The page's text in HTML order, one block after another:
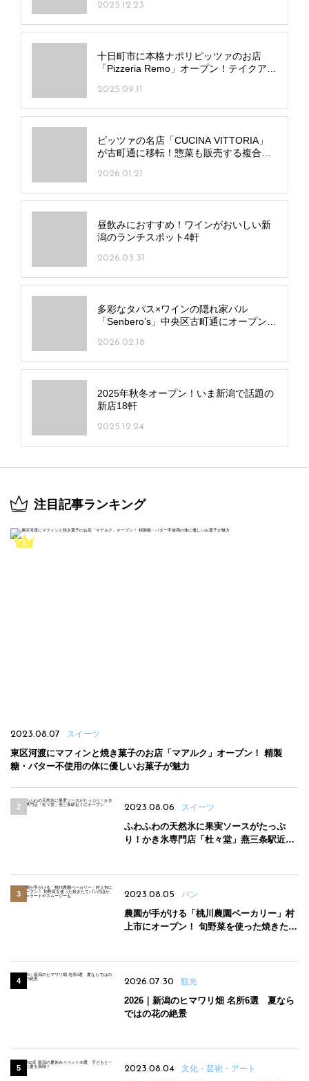
2025.12.23
十日町市に本格ナポリピッツァのお店
「Pizzeria Remo」オープン！テイクアウ
2025.09.11
ピッツァの名店「CUCINA VITTORIA」
が古町通に移転！惣菜も販売する複合店
2026.01.21
昼飲みにおすすめ！ワインがおいしい新
潟のランチスポット4軒
2026.03.31
多彩なタパス×ワインの隠れ家バル
「Senbero’s」中央区古町通にオープン！
2026.02.18
2025年秋冬オープン！いま新潟で話題の
新店18軒
2025.12.24
注目記事ランキング
2023.08.07 スイーツ
東区河渡にマフィンと焼き菓子のお店「マアルク」オープン！ 精製
糖・バター不使用の体に優しいお菓子が魅力
2023.08.06 スイーツ
ふわふわの天然氷に果実ソースがたっぷ
り！かき氷専門店「杜々堂」燕三条駅近く
2023.08.05 パン
農園が手がける「桃川農園ベーカリー」村
上市にオープン！ 旬野菜を使った焼きたて
2026.07.30 観光
2026｜新潟のヒマワリ畑 名所6選 夏なら
ではの花の絶景
2023.08.04 文化・芸術・アート